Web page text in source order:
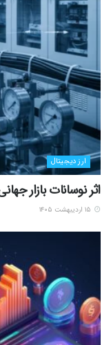
ارز دیجیتال
اثر نوسانات بازار